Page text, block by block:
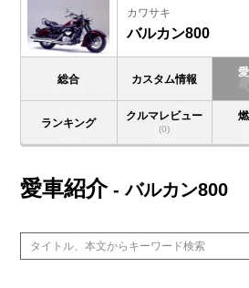
カワサキ
バルカン800
総合 カスタム情報
ランキング
クルマレビュー
(0)
愛車紹介- バルカン800